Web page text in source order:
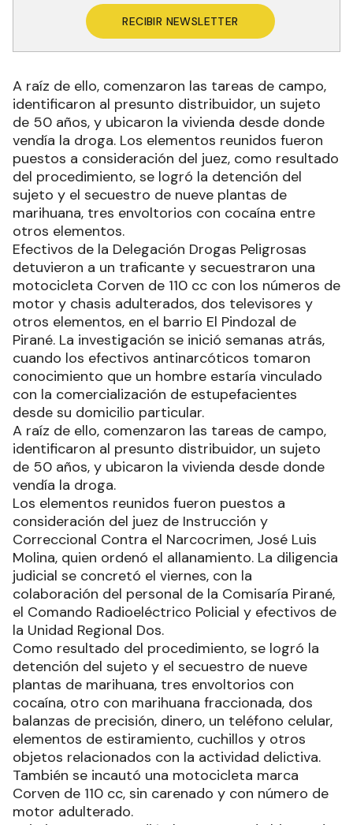
RECIBIR NEWSLETTER
A raíz de ello, comenzaron las tareas de campo,
identificaron al presunto distribuidor, un sujeto
de 50 años, y ubicaron la vivienda desde donde
vendía la droga. Los elementos reunidos fueron
puestos a consideración del juez, como resultado
del procedimiento, se logró la detención del
sujeto y el secuestro de nueve plantas de
marihuana, tres envoltorios con cocaína entre
otros elementos.
Efectivos de la Delegación Drogas Peligrosas
detuvieron a un traficante y secuestraron una
motocicleta Corven de 110 cc con los números de
motor y chasis adulterados, dos televisores y
otros elementos, en el barrio El Pindozal de
Pirané. La investigación se inició semanas atrás,
cuando los efectivos antinarcóticos tomaron
conocimiento que un hombre estaría vinculado
con la comercialización de estupefacientes
desde su domicilio particular.
A raíz de ello, comenzaron las tareas de campo,
identificaron al presunto distribuidor, un sujeto
de 50 años, y ubicaron la vivienda desde donde
vendía la droga.
Los elementos reunidos fueron puestos a
consideración del juez de Instrucción y
Correccional Contra el Narcocrimen, José Luis
Molina, quien ordenó el allanamiento. La diligencia
judicial se concretó el viernes, con la
colaboración del personal de la Comisaría Pirané,
el Comando Radioeléctrico Policial y efectivos de
la Unidad Regional Dos.
Como resultado del procedimiento, se logró la
detención del sujeto y el secuestro de nueve
plantas de marihuana, tres envoltorios con
cocaína, otro con marihuana fraccionada, dos
balanzas de precisión, dinero, un teléfono celular,
elementos de estiramiento, cuchillos y otros
objetos relacionados con la actividad delictiva.
También se incautó una motocicleta marca
Corven de 110 cc, sin carenado y con número de
motor adulterado.